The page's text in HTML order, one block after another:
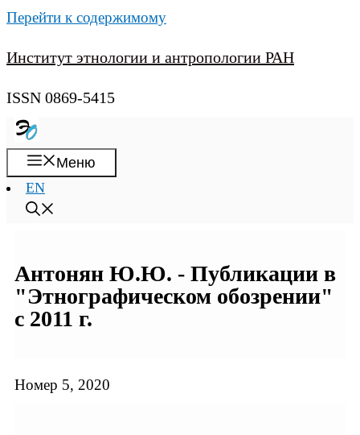
Перейти к содержимому
Институт этнологии и антропологии РАН
ISSN 0869-5415
Меню
EN
Антонян Ю.Ю. - Публикации в
"Этнографическом обозрении"
с 2011 г.
Номер 5, 2020